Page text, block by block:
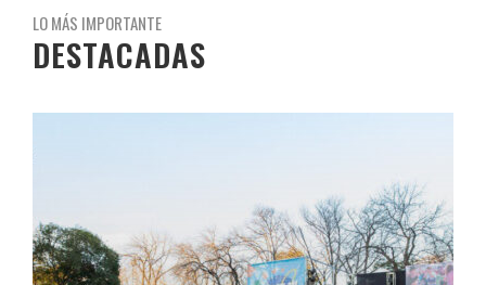
LO MÁS IMPORTANTE
DESTACADAS